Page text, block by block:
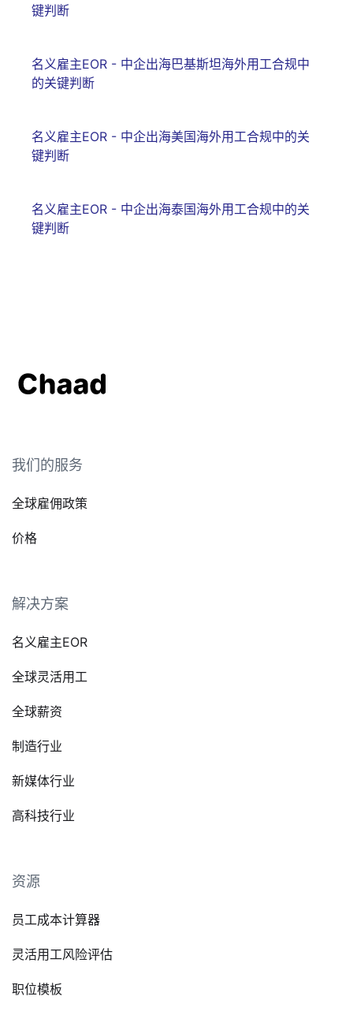
键判断
名义雇主EOR - 中企出海巴基斯坦海外用工合规中
的关键判断
名义雇主EOR - 中企出海美国海外用工合规中的关
键判断
名义雇主EOR - 中企出海泰国海外用工合规中的关
键判断
我们的服务
全球雇佣政策
价格
解决方案
名义雇主EOR
全球灵活用工
全球薪资
制造行业
新媒体行业
高科技行业
资源
员工成本计算器
灵活用工风险评估
职位模板